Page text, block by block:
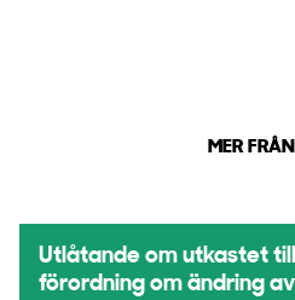
MER
Utlåtande om utkastet
förordning om ändring